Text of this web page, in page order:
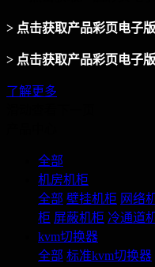
> 点击获取产品彩页电子
> 点击获取产品彩页电子
了解更多
全部
机房机柜
全部 壁挂机柜 网络
柜 屏蔽机柜 冷通道
kvm切换器
全部 标准kvm切换器